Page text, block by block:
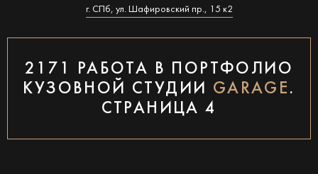
г. СПб, ул. Шафировский пр., 15 к2
2171 РАБОТА В ПОРТФОЛИО
КУЗОВНОЙ СТУДИИ GARAGE .
СТРАНИЦА 4